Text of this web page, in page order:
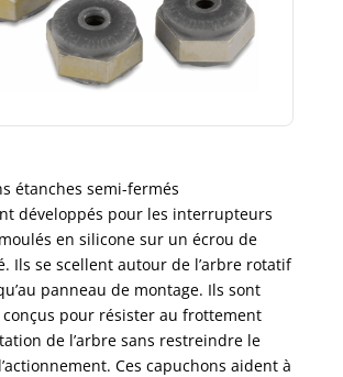
étanches semi-fermés
développés pour les interrupteurs
en silicone sur un écrou de
Ils se scellent autour de l’arbre rotatif
panneau de montage. Ils sont
conçus pour résister au frottement
de l’arbre sans restreindre le
Ces capuchons aident à